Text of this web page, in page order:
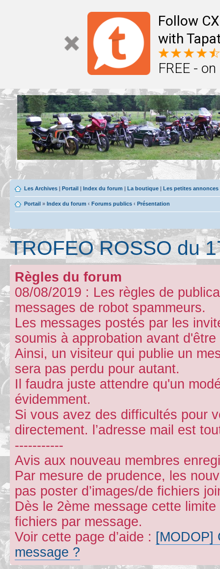
Follow
with
FREE -
Les Archives | Portail | Index du forum | La boutique | Les petites
Portail » Index du forum ‹ Forums publics ‹ Présentation
TROFEO ROSSO du
Règles du forum
08/08/2019 : Les règles de
messages de robot spammeurs.
Les messages postés par les
soumis à approbation avant
Ainsi, un visiteur qui publie un
sera pas perdu pour autant.
Il faudra juste attendre qu'un
évidemment.
Si vous avez des difficultés pour
directement. l’adresse mail est
-----------
Avis aux nouveau membres
Par mesure de prudence, les
pas poster d’images/de fichiers
Dès le 2ème message cette
fichiers par message.
Voir cette page d’aide : [MODOP]
message ?